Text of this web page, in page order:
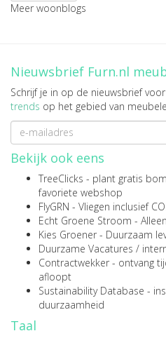
Meer woonblogs
Nieuwsbrief Furn.nl
Schrijf je in op de nieuwsbrief
trends op het gebied van
Bekijk ook eens
TreeClicks - plant gratis
favoriete webshop
FlyGRN - Vliegen inclusief
Echt Groene Stroom -
Kies Groener - Duurzaam
Duurzame Vacatures /
Contractwekker - ontvang
afloopt
Sustainability Database -
duurzaamheid
Taal